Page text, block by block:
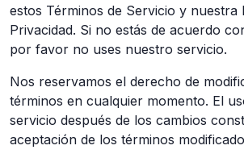
estos Términos de Servicio y nuestra
Privacidad. Si no estás de acuerdo
por favor no uses nuestro servicio.
Nos reservamos el derecho de
términos en cualquier momento. El
servicio después de los cambios
aceptación de los términos